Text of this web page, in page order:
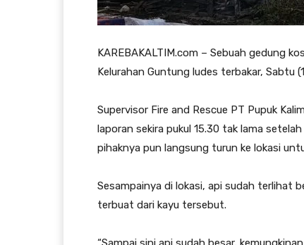
KAREBAKALTIM.com – Sebuah gedung
Kelurahan Guntung ludes terbakar, Sabtu
Supervisor Fire and Rescue PT Pupuk
laporan sekira pukul 15.30 tak lama
pihaknya pun langsung turun ke lokasi
Sesampainya di lokasi, api sudah terlihat
terbuat dari kayu tersebut.